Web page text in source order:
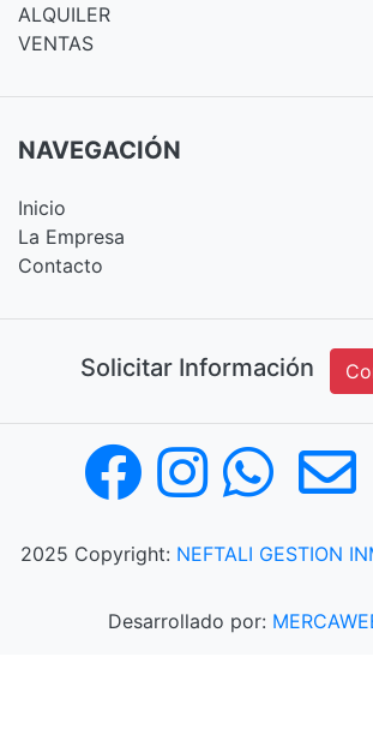
ALQUILER
VENTAS
NAVEGACIÓN
Inicio
La Empresa
Contacto
Solicitar Información
2025 Copyright: NEFTALI GESTION
Desarrollado por: